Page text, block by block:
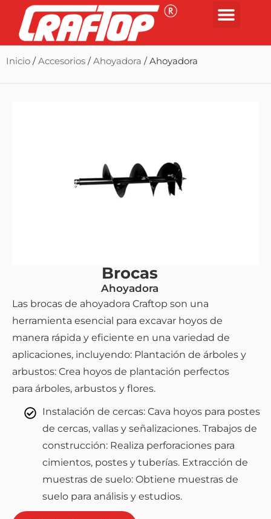
Inicio /Accesorios /Ahoyadora / Ahoyadora
Brocas
Ahoyadora
Las brocas de ahoyadora Craftop son una
herramienta esencial para excavar hoyos de
manera rápida y eficiente en una variedad de
aplicaciones, incluyendo: Plantación de árboles y
arbustos: Crea hoyos de plantación perfectos
para árboles, arbustos y flores.
Instalación de cercas: Cava hoyos para postes
de cercas, vallas y señalizaciones. Trabajos de
construcción: Realiza perforaciones para
cimientos, postes y tuberías. Extracción de
muestras de suelo: Obtiene muestras de
suelo para análisis y estudios.